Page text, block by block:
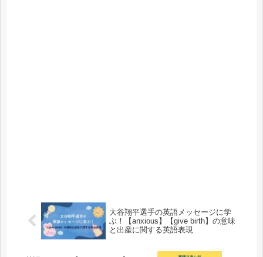
大谷翔平選手の英語メッセージに学
ぶ！【anxious】【give birth】の意味
と出産に関する英語表現